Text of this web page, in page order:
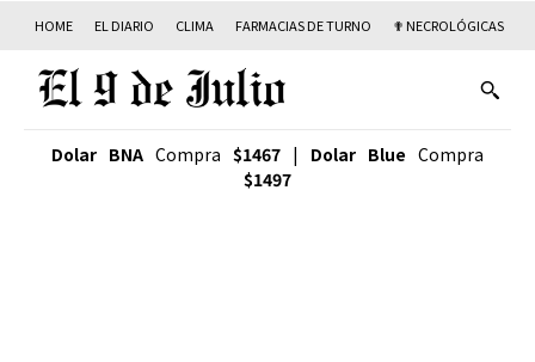
HOME EL DIARIO CLIMA FARMACIAS DE TURNO ✟ NECROLÓGICAS
Dolar BNA Compra $1467 | Dolar Blue Compra
$1497